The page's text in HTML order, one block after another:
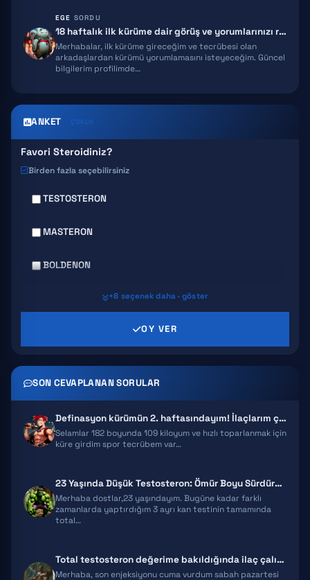
MELANOTAN 2
EPITALON
EGE SORDU
18 haftalık ilk kürüme dair görüş ve yorumlarınızı rica ediyorum!
Merhabalar, ilk kürüme gireceğim ve tecrübesi olan
arkadaşlardan kürümü yorumlamasını isteyeceğim. Güncel
bilgilerim profilimde…
ANKET ÇOKLU
Favori Steroidiniz?
Birden fazla seçebilirsiniz
TESTOSTERON
MASTERON
BOLDENON
DECA DURABOLIN
TRENBOLONE
CLENBUTEROL
YOHIMBINE
DIANABOL
+8 seçenek daha · göster
OY VER
SON CEVAPLANAN SORULAR
Definasyon kürümün 2. haftasındayım! İlaçlarım çalışıyor mu?
Selamlar 182 boyunda 109 kiloyum ve hızlı toparlanmak için
küre girdim spor tecrübem var…
23 Yaşında Düşük Testosteron: Ömür Boyu Sürdürülebilir Sistem ve Tedar…
Merhaba dostlar,23 yaşındayım. Bugüne kadar farklı
zamanlarda yaptırdığım 3 ayrı kan testinin tamamında
total…
Total testosteron değerime bakıldığında ilaç çalışıyor diyebilir miyiz…
Merhaba, son enjeksiyonu cuma vurdum sabah pazartesi